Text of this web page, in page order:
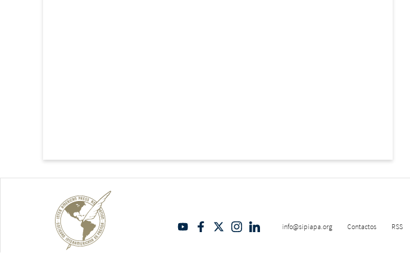
info@sipiapa.org Contactos RSS